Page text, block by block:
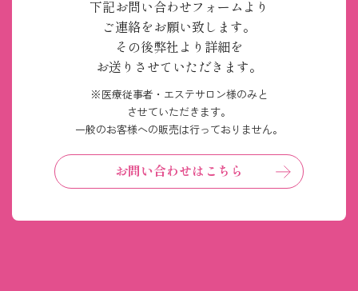
下記お問い合わせフォームより
ご連絡をお願い致します。
その後弊社より詳細を
お送りさせていただきます。
※医療従事者・エステサロン様のみと
させていただきます。
一般のお客様への販売は行っておりません。
お問い合わせはこちら